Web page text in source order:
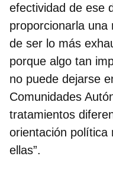
efectividad de ese
proporcionarla una
de ser lo más
porque algo tan
no puede dejarse
Comunidades
tratamientos
orientación política
ellas”.